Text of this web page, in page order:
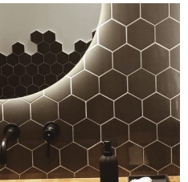
COLINEAL – Especial Interiorismo & Decoración 2026
ADRIANA HOYOS DESIGN STUDIO – Especial Interiorismo & Decoración 2026